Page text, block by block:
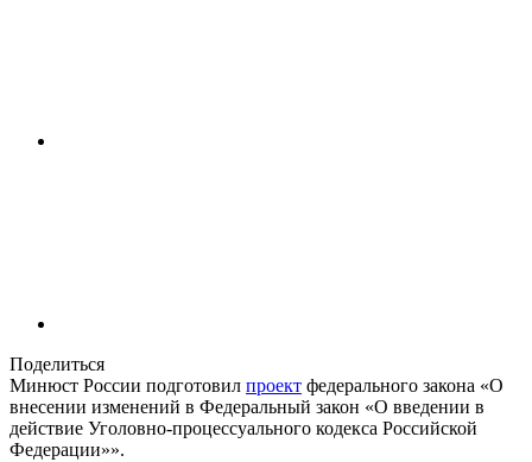
Поделиться
Минюст России подготовил проект федерального закона «О
внесении изменений в Федеральный закон «О введении в
действие Уголовно-процессуального кодекса Российской
Федерации»».